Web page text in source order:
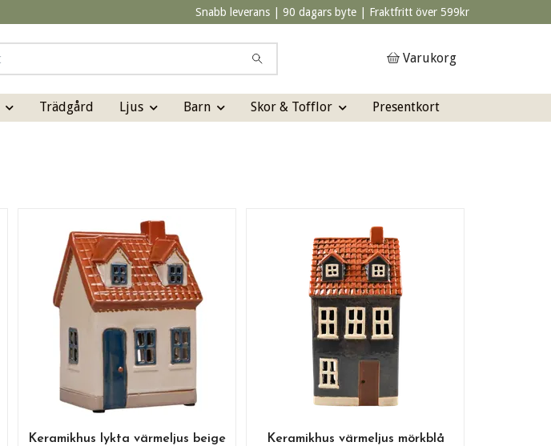
Snabb leverans | 90 dagars byte | Fraktfritt över 599kr
Varukorg
Trädgård Ljus Barn Skor & Tofflor Presentkort
Keramikhus lykta värmeljus beige
Keramikhus värmeljus mörkblå